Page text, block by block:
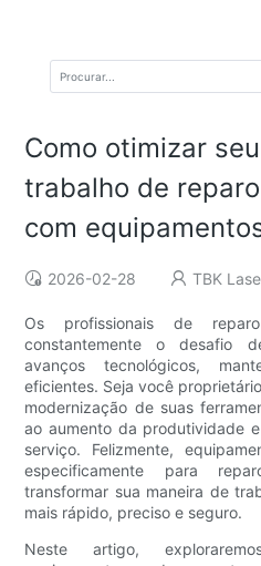
Como otimizar
trabalho de
com
2026-02-28 TBK
Os profissionais de
constantemente o desafio
avanços tecnológicos,
eficientes. Seja você
modernização de suas
ao aumento da produtividade
serviço. Felizmente,
especificamente para
transformar sua maneira de
mais rápido, preciso e seguro.
Neste artigo,